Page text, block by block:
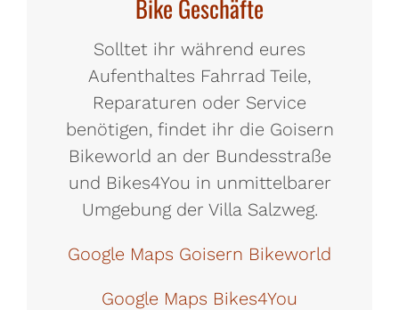
Bike Geschäfte
Solltet ihr während eures
Aufenthaltes Fahrrad Teile,
Reparaturen oder Service
benötigen, findet ihr die Goisern
Bikeworld an der Bundesstraße
und Bikes4You in unmittelbarer
Umgebung der Villa Salzweg.
Google Maps Goisern Bikeworld
Google Maps Bikes4You